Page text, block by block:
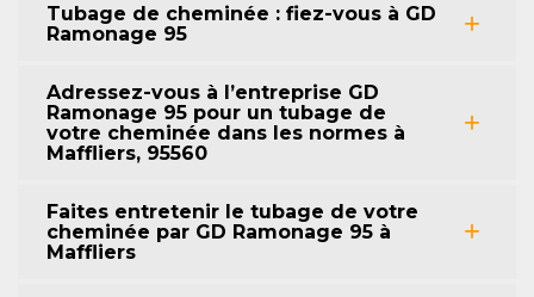
Tubage de cheminée : fiez-vous à GD
Ramonage 95
Adressez-vous à l’entreprise GD
Ramonage 95 pour un tubage de
votre cheminée dans les normes à
Maffliers, 95560
Faites entretenir le tubage de votre
cheminée par GD Ramonage 95 à
Maffliers